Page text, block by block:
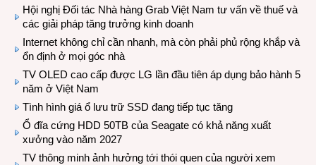
Hội nghị Đối tác Nhà hàng Grab Việt Nam tư vấn về thuế và
các giải pháp tăng trưởng kinh doanh
Internet không chỉ cần nhanh, mà còn phải phủ rộng khắp và
ổn định ở mọi góc nhà
TV OLED cao cấp được LG lần đầu tiên áp dụng bảo hành 5
năm ở Việt Nam
Tình hình giá ổ lưu trữ SSD đang tiếp tục tăng
Ổ đĩa cứng HDD 50TB của Seagate có khả năng xuất
xưởng vào năm 2027
TV thông minh ảnh hưởng tới thói quen của người xem